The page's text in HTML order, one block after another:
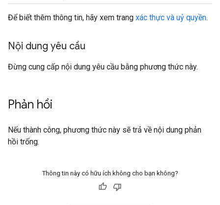
Để biết thêm thông tin, hãy xem trang xác thực và uỷ quyền.
Nội dung yêu cầu
Đừng cung cấp nội dung yêu cầu bằng phương thức này.
Phản hồi
Nếu thành công, phương thức này sẽ trả về nội dung phản
hồi trống.
Thông tin này có hữu ích không cho bạn không?